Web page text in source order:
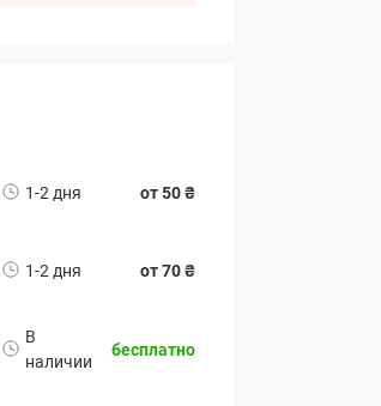
1-2 дня от 50 ₴
1-2 дня от 70 ₴
В
наличии
бесплатно